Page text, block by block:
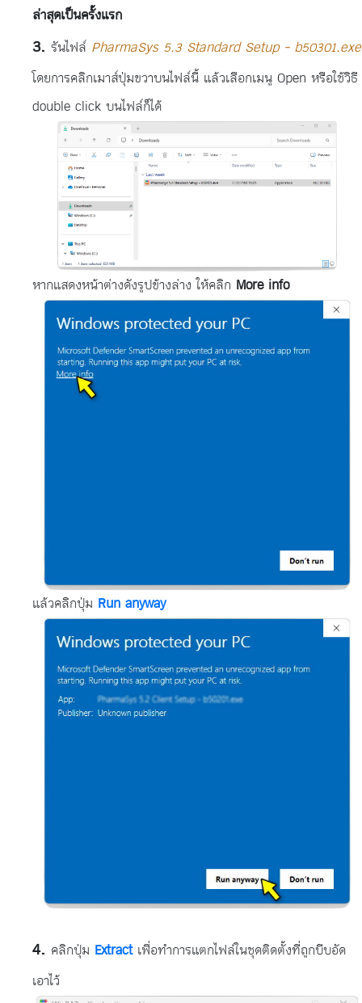
ล่าสุดเป็นครั้งแรก
รันไฟล์ PharmaSys 5.3 Standard Setup - b50301.exe
โดยการคลิกเมาส์ปุ่มขวาบนไฟล์นี้ แล้วเลือกเมนู Open หรือใช้วิธี
double click บนไฟล์ก็ได้
หากแสดงหน้าต่างดังรูปข้างล่าง ให้คลิก More info
แล้วคลิกปุ่ม Run anyway
คลิกปุ่ม Extractเพื่อทำการแตกไฟล์ในชุดติดตั้งที่ถูกบีบอัด
เอาไว้